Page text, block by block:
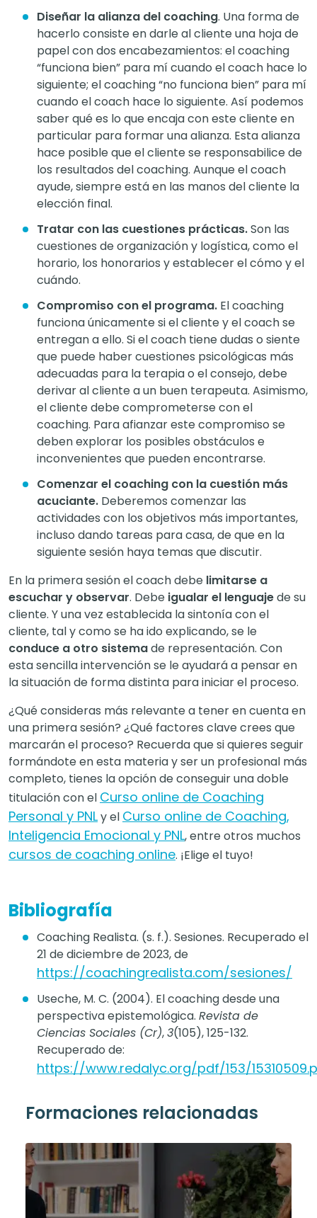
Diseñar la alianza del coaching. Una forma de
hacerlo consiste en darle al cliente una hoja de
papel con dos encabezamientos: el coaching
“funciona bien” para mí cuando el coach hace lo
siguiente; el coaching “no funciona bien” para mí
cuando el coach hace lo siguiente. Así podemos
saber qué es lo que encaja con este cliente en
particular para formar una alianza. Esta alianza
hace posible que el cliente se responsabilice de
los resultados del coaching. Aunque el coach
ayude, siempre está en las manos del cliente la
elección final.
Tratar con las cuestiones prácticas.Son las
cuestiones de organización y logística, como el
horario, los honorarios y establecer el cómo y el
cuándo.
Compromiso con el programa. El coaching
funciona únicamente si el cliente y el coach se
entregan a ello. Si el coach tiene dudas o siente
que puede haber cuestiones psicológicas más
adecuadas para la terapia o el consejo, debe
derivar al cliente a un buen terapeuta. Asimismo,
el cliente debe comprometerse con el
coaching. Para afianzar este compromiso se
deben explorar los posibles obstáculos e
inconvenientes que pueden encontrarse.
Comenzar el coaching con la cuestión más
acuciante. Deberemos comenzar las
actividades con los objetivos más importantes,
incluso dando tareas para casa, de que en la
siguiente sesión haya temas que discutir.
En la primera sesión el coach debe limitarse a
escuchar y observar. Debe igualar el lenguajede su
cliente. Y una vez establecida la sintonía con el
cliente, tal y como se ha ido explicando, se le
conduce a otro sistemade representación. Con
esta sencilla intervención se le ayudará a pensar en
la situación de forma distinta para iniciar el proceso.
¿Qué consideras más relevante a tener en cuenta en
una primera sesión? ¿Qué factores clave crees que
marcarán el proceso? Recuerda que si quieres seguir
formándote en esta materia y ser un profesional más
completo, tienes la opción de conseguir una doble
titulación con el Curso online de Coaching
Personal y PNLy el Curso online de Coaching,
Inteligencia Emocional y PNL, entre otros muchos
cursos de coaching online. ¡Elige el tuyo!
Bibliografía
Coaching Realista. (s. f.). Sesiones. Recuperado el
21 de diciembre de 2023, de
https://coachingrealista.com/sesiones/
Useche, M. C. (2004). El coaching desde una
perspectiva epistemológica. Revista de
Ciencias Sociales (Cr),3(105), 125-132.
Recuperado de:
https://www.redalyc.org/pdf/153/
Formaciones relacionadas